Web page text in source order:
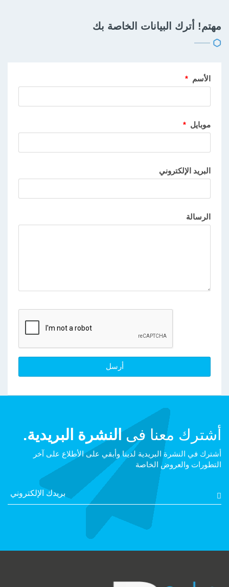
مهتم! أترك البيانات الخاصة بك
الأسم *
موبايل *
البريد الإلكتروني
الرسالة
أشترك معنا فىالنشرة البريدية.
أشترك في النشرة البريدية لدينا وأبقي على الأطلاع على آخر
التطورات والعروض الخاصة